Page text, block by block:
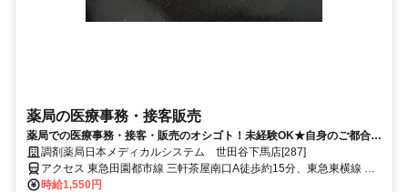
薬局の医療事務・接客販売
薬局での医療事務・接客・販売のオシゴト！未経験OK★自身のご都合に
合わせた働き方が可能です！
調剤薬局日本メディカルシステム 世田谷下馬店[287]
アクセス 東急田園都市線 三軒茶屋南口A徒歩約15分、東急東横線 祐
天寺西口徒歩約17分、東急田園都市線 池尻大橋南口徒歩約17分 三軒
時給1,550円